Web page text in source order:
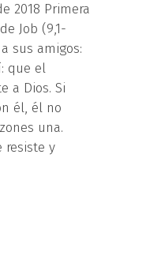
2018 Primera
Job (9,1-
sus amigos:
que el
a Dios. Si
él, él no
una.
resiste y